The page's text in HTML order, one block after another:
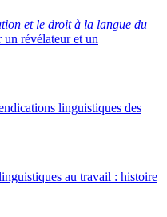
et le droit à la langue du
un révélateur et un
linguistiques des
au travail : histoire